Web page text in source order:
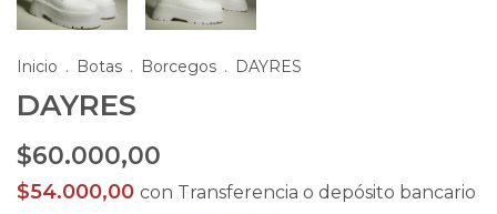
Inicio . Botas . Borcegos . DAYRES
DAYRES
$60.000,00
$54.000,00 con Transferencia o depósito bancario